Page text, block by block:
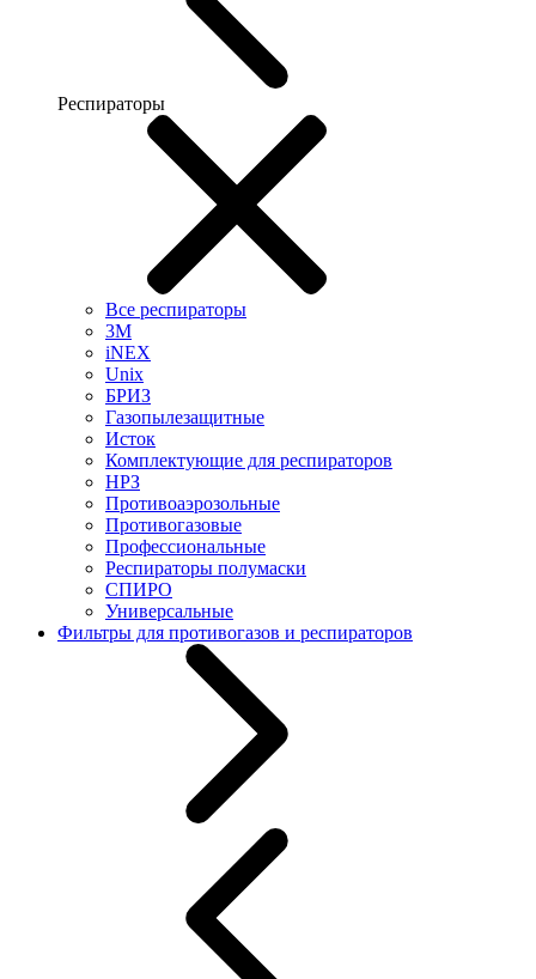
Респираторы
Все респираторы
3М
iNEX
Unix
БРИЗ
Газопылезащитные
Исток
Комплектующие для респираторов
НРЗ
Противоаэрозольные
Противогазовые
Профессиональные
Респираторы полумаски
СПИРО
Универсальные
Фильтры для противогазов и респираторов